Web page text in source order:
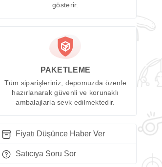
gösterir.
PAKETLEME
Tüm siparişleriniz, depomuzda özenle
hazırlanarak güvenli ve korunaklı
ambalajlarla sevk edilmektedir.
Fiyatı Düşünce Haber Ver
Satıcıya Soru Sor